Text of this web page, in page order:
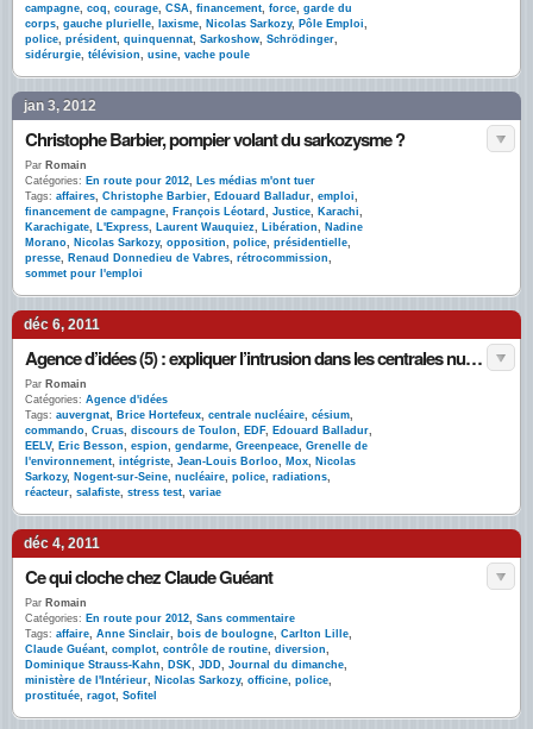
campagne, coq, courage, CSA, financement, force, garde du
corps, gauche plurielle, laxisme, Nicolas Sarkozy, Pôle Emploi,
police, président, quinquennat, Sarkoshow, Schrödinger,
sidérurgie, télévision, usine, vache poule
jan 3, 2012
Christophe Barbier, pompier volant du sarkozysme ?
Par Romain
Catégories: En route pour 2012, Les médias m'ont tuer
Tags: affaires, Christophe Barbier, Edouard Balladur, emploi,
financement de campagne, François Léotard , Justice, Karachi,
Karachigate, L'Express, Laurent Wauquiez, Libération, Nadine
Morano, Nicolas Sarkozy, opposition, police, présidentielle,
presse, Renaud Donnedieu de Vabres, rétrocommission,
sommet pour l'emploi
déc 6, 2011
Agence d’idées (5) : expliquer l’intrusion dans les centrales nucléaires
Par Romain
Catégories: Agence d'idées
Tags: auvergnat, Brice Hortefeux, centrale nucléaire, césium,
commando, Cruas, discours de Toulon, EDF, Edouard Balladur,
EELV, Eric Besson, espion, gendarme, Greenpeace, Grenelle de
l'environnement, intégriste, Jean-Louis Borloo, Mox, Nicolas
Sarkozy, Nogent-sur-Seine, nucléaire, police, radiations,
réacteur, salafiste, stress test, variae
déc 4, 2011
Ce qui cloche chez Claude Guéant
Par Romain
Catégories: En route pour 2012, Sans commentaire
Tags: affaire, Anne Sinclair, bois de boulogne, Carlton Lille,
Claude Guéant, complot, contrôle de routine, diversion,
Dominique Strauss-Kahn, DSK, JDD, Journal du dimanche,
ministère de l'Intérieur, Nicolas Sarkozy, officine, police,
prostituée, ragot, Sofitel